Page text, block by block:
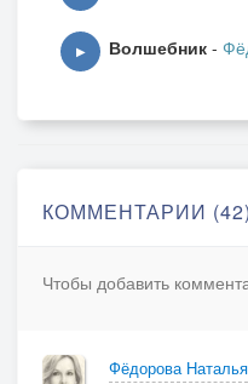
▶ Волшебник -
КОММЕНТАРИИ (42)
Чтобы добавить
Фёдорова Наталья